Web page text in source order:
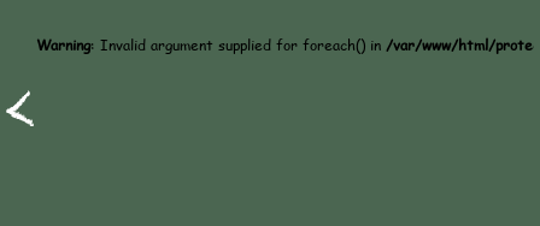
Warning: Invalid argument supplied for foreach() in /var/www/html/